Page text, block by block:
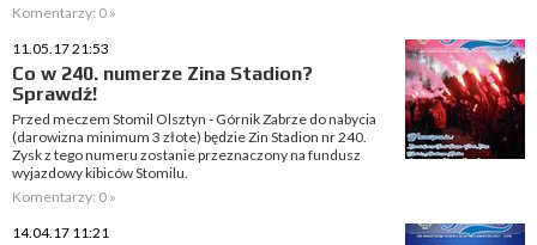
Komentarzy: 0 »
11.05.17 21:53
Co w 240. numerze Zina Stadion?
Sprawdź!
Przed meczem Stomil Olsztyn - Górnik Zabrze do nabycia
(darowizna minimum 3 złote) będzie Zin Stadion nr 240.
Zysk z tego numeru zostanie przeznaczony na fundusz
wyjazdowy kibiców Stomilu.
Komentarzy: 0 »
14.04.17 11:21